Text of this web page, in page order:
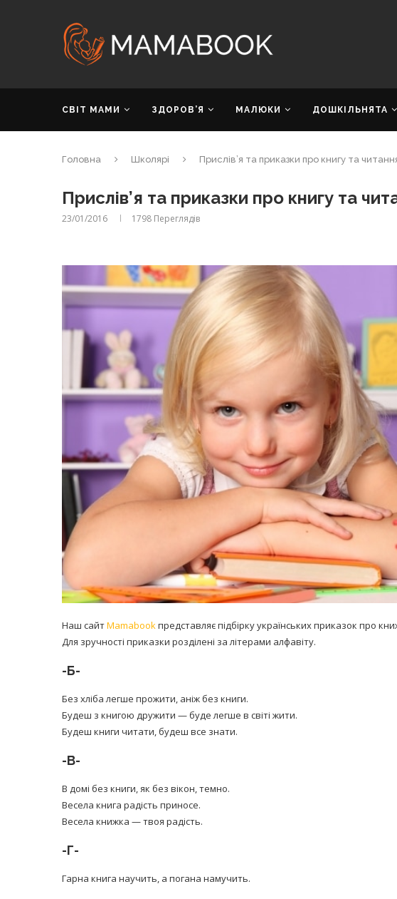
СВІТ МАМИ ЗДОРОВ’Я МАЛЮКИ ДОШКІЛЬНЯТА
Головна Школярі Прислів’я та приказки про книгу та
Прислів’я та приказки про книгу та
23/01/2016 1798 Переглядів
Наш сайтMamabookпредставляє підбірку українських приказок про
Для зручності приказки розділені за літерами алфавіту.
-Б-
Без хліба легше прожити, аніж без книги.
Будеш з книгою дружити — буде легше в світі жити.
Будеш книги читати, будеш все знати.
-В-
В домі без книги, як без вікон, темно.
Весела книга радість приносе.
Весела книжка — твоя радість.
-Г-
Гарна книга научить, а погана намучить.
принимать
никакого кипятка
Лікарі назвали симптоми
коронавірусу в дітей
14/Бер/2020